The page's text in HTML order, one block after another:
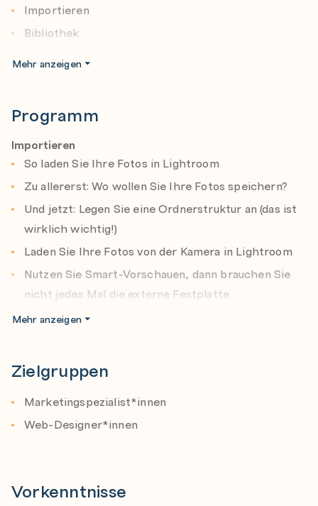
Importieren
Bibliothek
Lokale Korrekturen
Problemfotos
Bilder exportieren
Der Sprung zu Photoshop
Book of Love
Diashow
DSLR: Der Film
Das große Drucken
Mein Workflow für Porträts
Mehr anzeigen
Programm
Importieren
So laden Sie Ihre Fotos in Lightroom
Zu allererst: Wo wollen Sie Ihre Fotos speichern?
Und jetzt: Legen Sie eine Ordnerstruktur an (das ist
wirklich wichtig!)
Laden Sie Ihre Fotos von der Kamera in Lightroom
Nutzen Sie Smart-Vorschauen, dann brauchen Sie
nicht jedes Mal die externe Festplatte
Importieren Sie Bilder direkt von Ihrem Computer
Importieren Sie Videos von Ihrer Kamera
Tethered Shooting: von der Kamera direkt zu
Lightroom
Erstellen Sie eigene Vorlagen für Dateinamen
Mehr anzeigen
Zielgruppen
Marketingspezialist*innen
Web-Designer*innen
Vorkenntnisse